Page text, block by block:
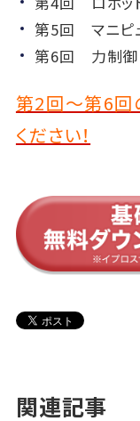
第5回 マニピ
第6回 力制御
第2回～第6回
ください！
関連記事